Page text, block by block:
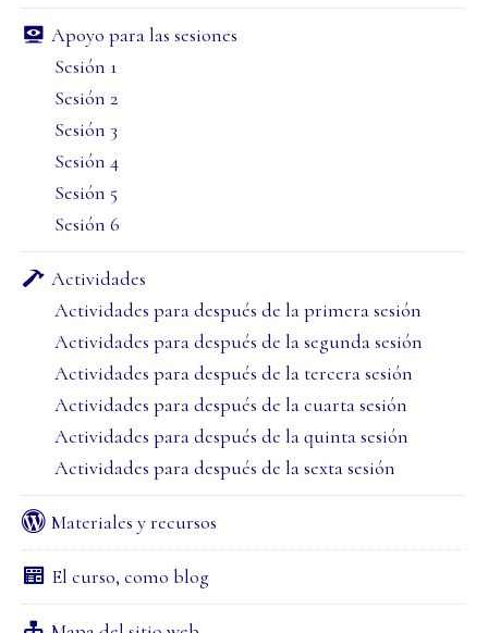
Apoyo para las sesiones
Sesión 1
Sesión 2
Sesión 3
Sesión 4
Sesión 5
Sesión 6
Actividades
Actividades para después de la primera sesión
Actividades para después de la segunda sesión
Actividades para después de la tercera sesión
Actividades para después de la cuarta sesión
Actividades para después de la quinta sesión
Actividades para después de la sexta sesión
Materiales y recursos
El curso, como blog